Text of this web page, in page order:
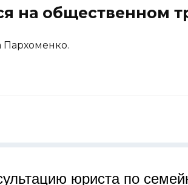
на общественном
Пархоменко.